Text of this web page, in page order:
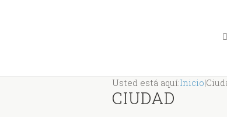
Usted está aquí:Inicio|
CIUDAD